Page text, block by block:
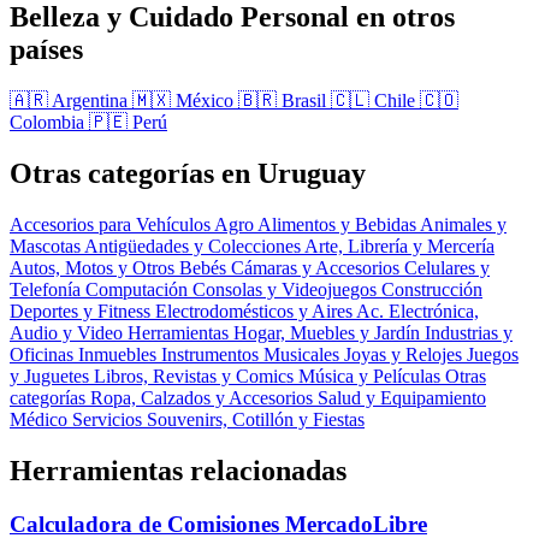
Belleza y Cuidado Personal en otros
países
🇦🇷 Argentina 🇲🇽 México 🇧🇷 Brasil 🇨🇱 Chile 🇨🇴
Colombia 🇵🇪 Perú
Otras categorías en Uruguay
Accesorios para Vehículos Agro Alimentos y Bebidas Animales y
Mascotas Antigüedades y Colecciones Arte, Librería y Mercería
Autos, Motos y Otros Bebés Cámaras y Accesorios Celulares y
Telefonía Computación Consolas y Videojuegos Construcción
Deportes y Fitness Electrodomésticos y Aires Ac. Electrónica,
Audio y Video Herramientas Hogar, Muebles y Jardín Industrias y
Oficinas Inmuebles Instrumentos Musicales Joyas y Relojes Juegos
y Juguetes Libros, Revistas y Comics Música y Películas Otras
categorías Ropa, Calzados y Accesorios Salud y Equipamiento
Médico Servicios Souvenirs, Cotillón y Fiestas
Herramientas relacionadas
Calculadora de Comisiones MercadoLibre